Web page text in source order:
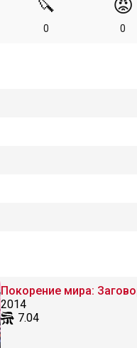
🔪
0
😡
0
Покорение мира:
2014
7.04